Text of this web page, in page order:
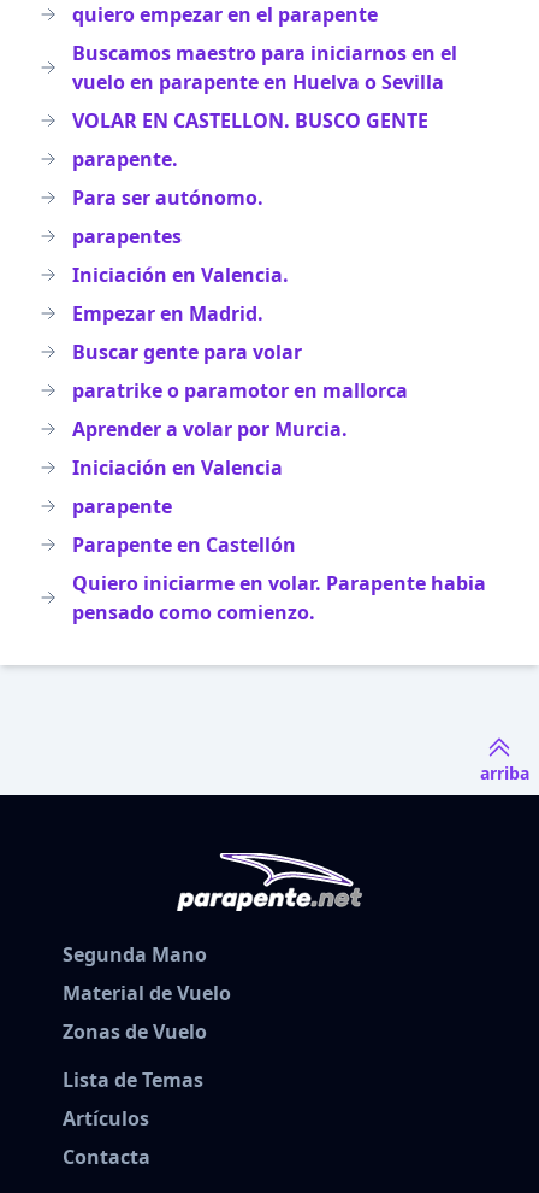
quiero empezar en el parapente
Buscamos maestro para iniciarnos en el
vuelo en parapente en Huelva o Sevilla
VOLAR EN CASTELLON. BUSCO GENTE
parapente.
Para ser autónomo.
parapentes
Iniciación en Valencia.
Empezar en Madrid.
Buscar gente para volar
paratrike o paramotor en mallorca
Aprender a volar por Murcia.
Iniciación en Valencia
parapente
Parapente en Castellón
Quiero iniciarme en volar. Parapente habia
pensado como comienzo.
arriba
Segunda Mano
Material de Vuelo
Zonas de Vuelo
Lista de Temas
Artículos
Contacta